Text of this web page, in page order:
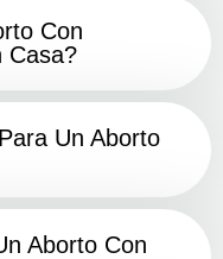
Con
Casa?
Un Aborto
Aborto Con